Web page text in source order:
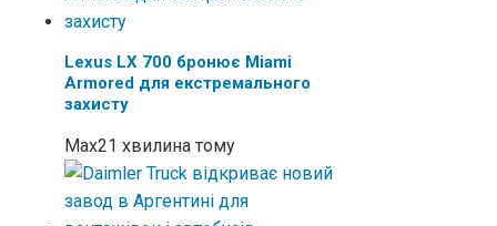
Lexus LX 700 бронює Miami
Armored для екстремального
захисту
Max21 хвилина тому